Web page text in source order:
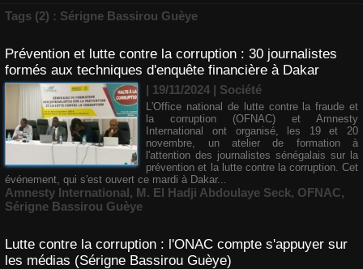
Tags (2) : Sérigne Bassirou Guèye
Prévention et lutte contre la corruption : 30 journalistes
formés aux techniques d'enquête financière à Dakar
| 19/11/2024 | Société
L'Office national de lutte contre la fraude et
la corruption (OFNAC) et Amnesty
International ont organisé, les 19 et 20
novembre, un atelier de formation à
l'attention des journalistes sénégalais sur la
prévention et la lutte contre la corruption. Cet
événement, qui s'est ouvert ce mardi à Dakar...
Amnesty International, M. El Hadji Abdoulaye Seck, OFNAC,
Sérigne Bassirou Guèye
Lutte contre la corruption : l'ONAC compte s'appuyer sur
les médias (Sérigne Bassirou Guèye)